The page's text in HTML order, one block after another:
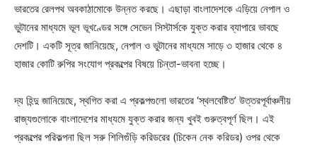
ভারতের রেলপথ অবকাঠামোকে উন্নত করছে। এছাড়া বাংলাদেশকে এড়িয়ে নেপাল ও
ভুটানের মাধ্যমে ভূল ভূখণ্ডের সঙ্গে সেভেন সিস্টার্সকে যুক্ত করার ব্যাপারে ভাবছে
দেশটি। একটি সূত্র জানিয়েছে, নেপাল ও ভুটানের মাধ্যমে সাড়ে ৩ হাজার থেকে ৪
হাজার কোটি রুপির সংযোগ প্রকল্পের বিষয়ে চিন্তা-ভাবনা হচ্ছে।
দ্য হিন্দু জানিয়েছে, স্থগিত করা এ প্রকল্পগুলো ভারতের ‘স্থলবেষ্টিত’ উত্তরপূর্বাঞ্চলীয়
রাজ্যগুলোকে বাংলাদেশের মাধ্যমে যুক্ত করার জন্য খুবই গুরুত্বপূর্ণ ছিল। এই
প্রকল্পের পরিকল্পনা ছিল সরু শিলিগুঁড়ি করিডরের (চিকেন নেক করিডর) ওপর থেকে